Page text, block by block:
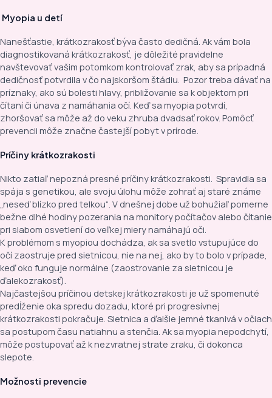
Myopia u detí
Nanešťastie, krátkozrakosť býva často dedičná. Ak vám bola
diagnostikovaná krátkozrakosť, je dôležité pravidelne
navštevovať vašim potomkom kontrolovať zrak, aby sa prípadná
dedičnosť potvrdila v čo najskoršom štádiu. Pozor treba dávať na
príznaky, ako sú bolesti hlavy, približovanie sa k objektom pri
čítaní či únava z namáhania očí. Keď sa myopia potvrdí,
zhoršovať sa môže až do veku zhruba dvadsať rokov. Pomôcť
prevencii môže značne častejší pobyt v prírode.
Príčiny krátkozrakosti
Nikto zatiaľ nepozná presné príčiny krátkozrakosti. Spravidla sa
spája s genetikou, ale svoju úlohu môže zohrať aj staré známe
„neseď blízko pred telkou“. V dnešnej dobe už bohužiaľ pomerne
bežne dlhé hodiny pozerania na monitory počítačov alebo čítanie
pri slabom osvetlení do veľkej miery namáhajú oči.
K problémom s myopiou dochádza, ak sa svetlo vstupujúce do
očí zaostruje pred sietnicou, nie na nej, ako by to bolo v prípade,
keď oko funguje normálne (zaostrovanie za sietnicou je
ďalekozrakosť).
Najčastejšou príčinou detskej krátkozrakosti je už spomenuté
predĺženie oka spredu dozadu, ktoré pri progresívnej
krátkozrakosti pokračuje. Sietnica a ďalšie jemné tkanivá v očiach
sa postupom času natiahnu a stenčia. Ak sa myopia nepodchytí,
môže postupovať až k nezvratnej strate zraku, či dokonca
slepote.
Možnosti prevencie